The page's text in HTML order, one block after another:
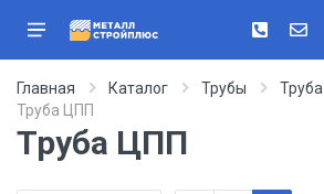
Главная Каталог Трубы
Труба ЦПП
Труба ЦПП